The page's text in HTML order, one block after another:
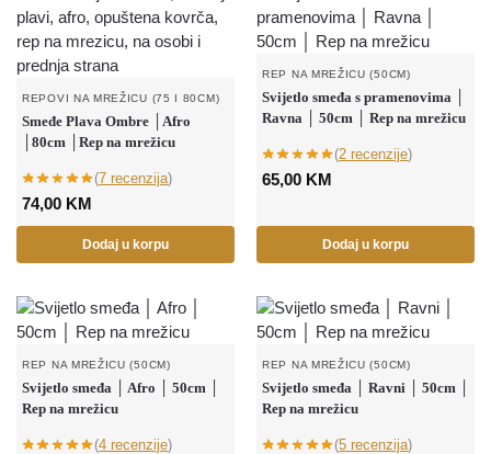
REPOVI NA MREŽICU (75 I 80CM)
Smeđe Plava Ombre │Afro
│80cm │Rep na mrežicu
(7 recenzija)
74,00 KM
Dodaj u korpu
REP NA MREŽICU (50CM)
Svijetlo smeđa s pramenovima │
Ravna │ 50cm │ Rep na mrežicu
(2 recenzije)
65,00 KM
Dodaj u korpu
REP NA MREŽICU (50CM)
Svijetlo smeđa │ Afro │ 50cm │
Rep na mrežicu
(4 recenzije)
REP NA MREŽICU (50CM)
Svijetlo smeđa │ Ravni │ 50cm │
Rep na mrežicu
(5 recenzija)